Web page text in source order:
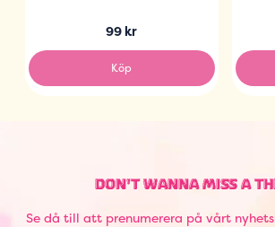
99 kr
Köp
DON'T WANNA MISS A
Se då till att prenumerera på vårt